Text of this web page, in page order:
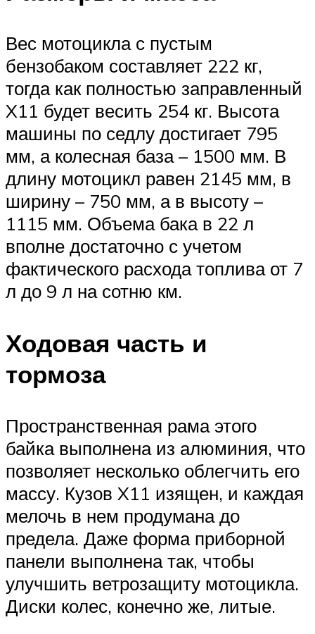
Вес мотоцикла с пустым
бензобаком составляет 222 кг,
тогда как полностью заправленный
X11 будет весить 254 кг. Высота
машины по седлу достигает 795
мм, а колесная база – 1500 мм. В
длину мотоцикл равен 2145 мм, в
ширину – 750 мм, а в высоту –
1115 мм. Объема бака в 22 л
вполне достаточно с учетом
фактического расхода топлива от 7
л до 9 л на сотню км.
Ходовая часть и
тормоза
Пространственная рама этого
байка выполнена из алюминия, что
позволяет несколько облегчить его
массу. Кузов X11 изящен, и каждая
мелочь в нем продумана до
предела. Даже форма приборной
панели выполнена так, чтобы
улучшить ветрозащиту мотоцикла.
Диски колес, конечно же, литые.